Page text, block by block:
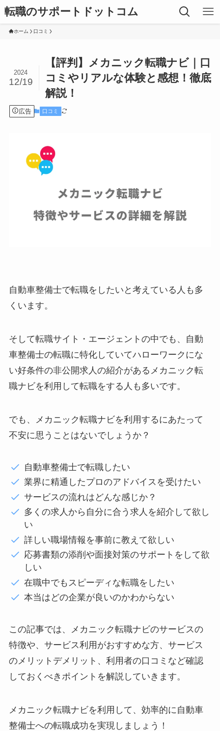
転職のサポートドットコム
ホーム 口コミ
【評判】メカニック転職ナビ｜口
コミやリアルな体験と感想！徹底
解説！
2024
12/19
広告 口コミ
自動車整備士で転職をしたいと考えている人も多
くいます。
そして転職サイト・エージェントの中でも、自動
車整備士の転職に特化していてハローワークにな
い好条件の非公開求人の紹介があるメカニック転
職ナビを利用して転職をする人も多いです。
でも、メカニック転職ナビを利用するにあたって
不安に思うことはないでしょうか？
自動車整備士で転職したい
業界に精通したプロのアドバイスを受けたい
サービスの流れはどんな感じか？
多くの求人から自分に合う求人を紹介して欲し
い
詳しい職場情報を事前に教えて欲しい
応募書類の添削や面接対策のサポートをして欲
しい
在職中でもスピーディな転職をしたい
本当はどの企業が良いのかわからない
この記事では、メカニック転職ナビのサービスの
特徴や、サービス利用がおすすめな方、サービス
のメリットデメリット、利用者の口コミなど確認
しておくべきポイントを解説していきます。
メカニック転職ナビを利用して、効率的に自動車
整備士への転職成功を実現しましょう！